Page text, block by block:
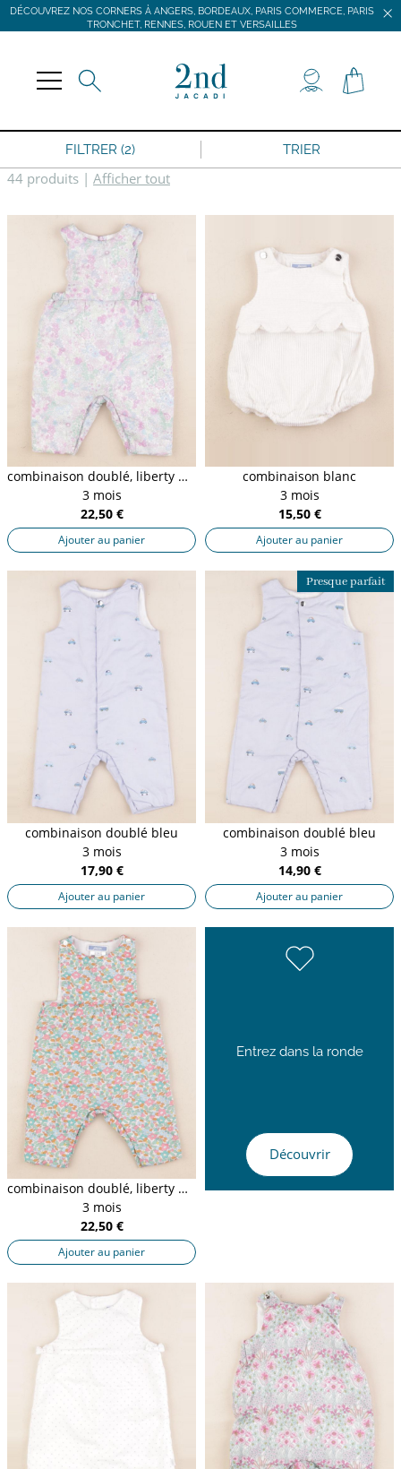
DÉCOUVREZ NOS CORNERS À ANGERS, BORDEAUX, PARIS COMMERCE, PARIS
TRONCHET, RENNES, ROUEN ET VERSAILLES
DÉCOUVREZ NOS CORNERS À ANGERS, BORDEAUX, PARIS COMMERCE, PARIS
TRONCHET, RENNES, ROUEN ET VERSAILLES
FILTRER (2) TRIER
44 produits | Afficher tout
combinaison doublé, liberty multicolore
3 mois
22,50 €
Ajouter au panier
combinaison blanc
3 mois
15,50 €
Ajouter au panier
combinaison doublé bleu
3 mois
17,90 €
Ajouter au panier
Presque parfait
combinaison doublé bleu
3 mois
14,90 €
Ajouter au panier
combinaison doublé, liberty multicolore
3 mois
22,50 €
Ajouter au panier
Entrez dans la ronde
Découvrir